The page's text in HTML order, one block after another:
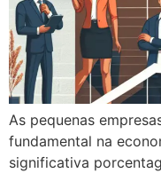
As pequenas
fundamental na
significativa